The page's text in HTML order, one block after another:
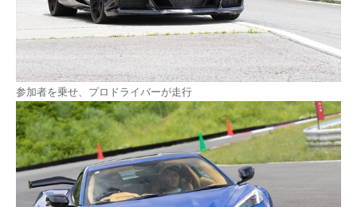
参加者を乗せ、プロドライバーが走行